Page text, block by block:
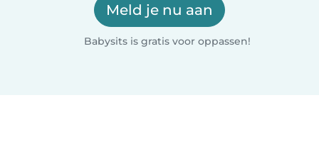
Meld je nu aan
Babysits is gratis voor oppassen!